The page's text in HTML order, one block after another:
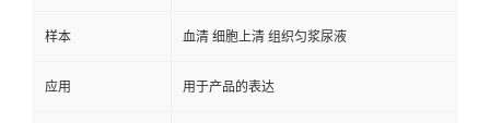
样本 血清 细胞上清 组织匀浆尿液
应用 用于产品的表达